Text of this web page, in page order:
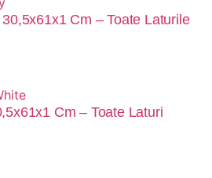
Cm – Toate Laturile
Cm – Toate Laturi